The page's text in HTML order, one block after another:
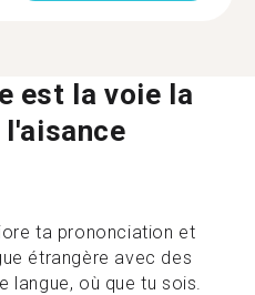
est la voie la
ta prononciation et
étrangère avec des
langue, où que tu sois.